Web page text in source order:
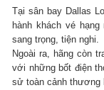
Tại sân bay Dallas
hành khách vé
sang trọng, tiện nghi.
Ngoài ra, hãng còn
với những bốt điện
sử toàn cảnh thương